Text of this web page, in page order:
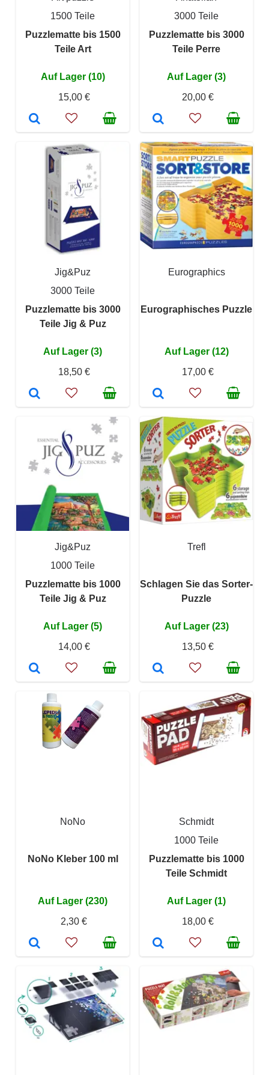
1500 Teile
Puzzlematte bis 1500
Teile Art
Auf Lager (10)
15,00 €
3000 Teile
Puzzlematte bis 3000
Teile Perre
Auf Lager (3)
20,00 €
Jig&Puz
3000 Teile
Puzzlematte bis 3000
Teile Jig & Puz
Auf Lager (3)
18,50 €
Eurographics
Eurographisches Puzzle
Auf Lager (12)
17,00 €
Jig&Puz
1000 Teile
Puzzlematte bis 1000
Teile Jig & Puz
Auf Lager (5)
14,00 €
Trefl
Schlagen Sie das Sorter-
Puzzle
Auf Lager (23)
13,50 €
NoNo
NoNo Kleber 100 ml
Auf Lager (230)
2,30 €
Schmidt
1000 Teile
Puzzlematte bis 1000
Teile Schmidt
Auf Lager (1)
18,00 €